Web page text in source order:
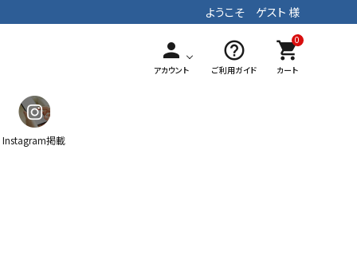
ようこそ ゲスト 様
person
アカウント
help_outline
ご利用ガイド
0
shopping_cart
カート
Instagram掲載